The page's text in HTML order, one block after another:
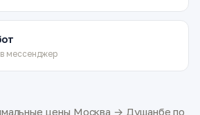
мессенджер
цены Москва → Душанбе по